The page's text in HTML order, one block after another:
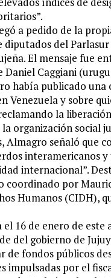
a pedido de la
del
El mensaje fue
Daniel Caggiani
había publicado
Venezuela y sobre
la
organización social
señaló que
interamericanos
internacional”.
coordinado por
Humanos (CIDH),
16 de enero de
del gobierno de
de fondos públicos
impulsadas por el